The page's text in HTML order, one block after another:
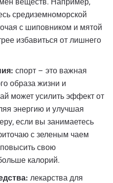
средиземноморской
с шиповником и мятой
избавиться от лишнего
спорт – это важная
образа жизни и
может усилить эффект от
энергию и улучшая
если вы занимаетесь
с зеленым чаем
свою
калорий.
лекарства для